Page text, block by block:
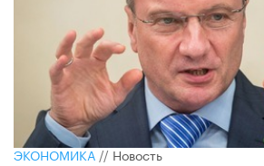
ЭКОНОМИКА//Новость